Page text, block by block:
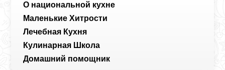
О национальной кухне
Маленькие Хитрости
Лечебная Кухня
Кулинарная Школа
Домашний помощник